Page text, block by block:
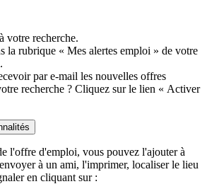
votre recherche.
la rubrique « Mes alertes emploi » de votre
par e-mail les nouvelles offres
recherche ? Cliquez sur le lien « Activer
l'offre d'emploi, vous pouvez l'ajouter à
à un ami, l'imprimer, localiser le lieu
en cliquant sur :